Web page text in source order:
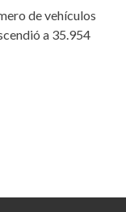
de vehículos
a 35.954